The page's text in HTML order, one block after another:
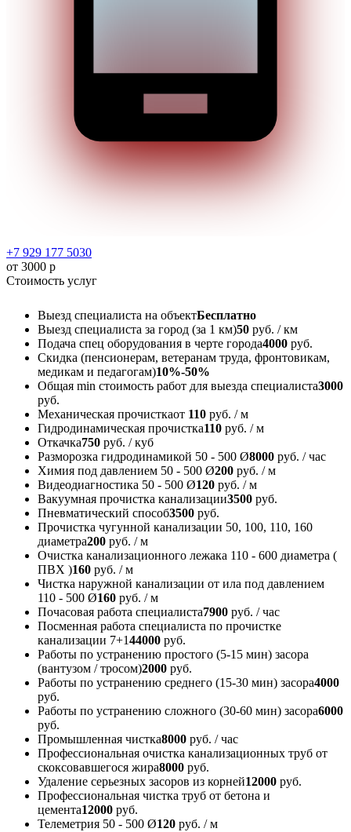
+7 929 177 5030
от 3000 р
Стоимость услуг
Выезд специалиста на объектБесплатно
Выезд специалиста за город (за 1 км)50 руб. / км
Подача спец оборудования в черте города4000 руб.
Скидка (пенсионерам, ветеранам труда, фронтовикам,
медикам и педагогам)10%-50%
Общая min стоимость работ для выезда специалиста3000
руб.
Механическая прочисткаот 110 руб. / м
Гидродинамическая прочистка110 руб. / м
Откачка750 руб. / куб
Разморозка гидродинамикой 50 - 500 Ø8000 руб. / час
Химия под давлением 50 - 500 Ø200 руб. / м
Видеодиагностика 50 - 500 Ø120 руб. / м
Вакуумная прочистка канализации3500 руб.
Пневматический способ3500 руб.
Прочистка чугунной канализации 50, 100, 110, 160
диаметра200 руб. / м
Очистка канализационного лежака 110 - 600 диаметра (
ПВХ )160 руб. / м
Чистка наружной канализации от ила под давлением
110 - 500 Ø160 руб. / м
Почасовая работа специалиста7900 руб. / час
Посменная работа специалиста по прочистке
канализации 7+144000 руб.
Работы по устранению простого (5-15 мин) засора
(вантузом / тросом)2000 руб.
Работы по устранению среднего (15-30 мин) засора4000
руб.
Работы по устранению сложного (30-60 мин) засора6000
руб.
Промышленная чистка8000 руб. / час
Профессиональная очистка канализационных труб от
скоксовавшегося жира8000 руб.
Удаление серьезных засоров из корней12000 руб.
Профессиональная чистка труб от бетона и
цемента12000 руб.
Телеметрия 50 - 500 Ø120 руб. / м